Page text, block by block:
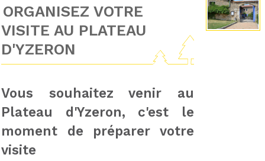
ORGANISEZ VOTRE
VISITE AU PLATEAU
D'YZERON
Vous souhaitez venir au
Plateau d'Yzeron, c'est le
moment de préparer votre
visite